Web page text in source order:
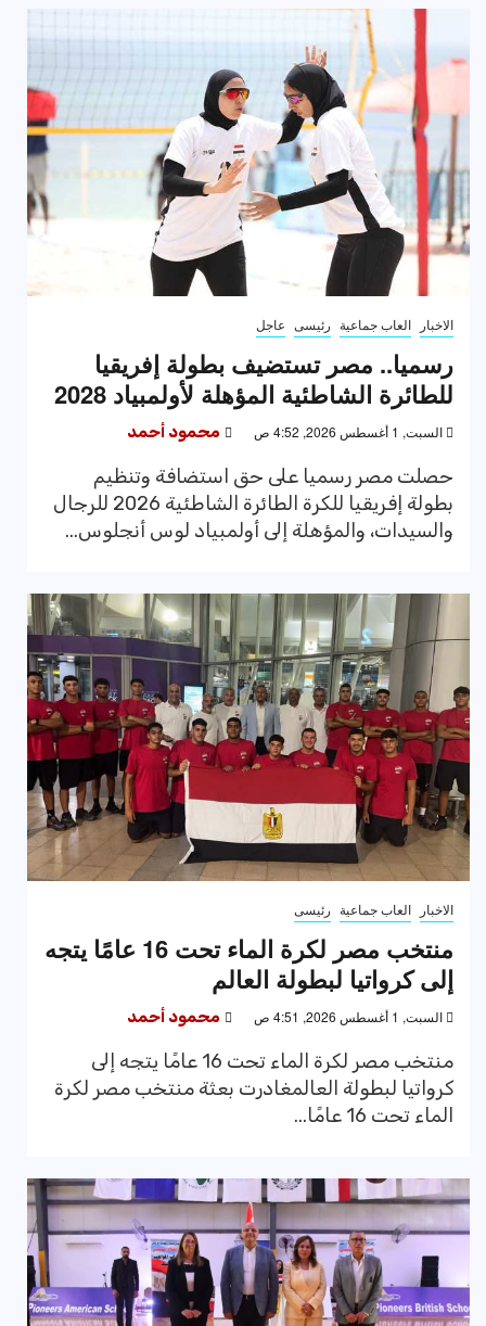
الاخبار العاب جماعية رئيسى عاجل
رسميا.. مصر تستضيف بطولة إفريقيا
للطائرة الشاطئية المؤهلة لأولمبياد 2028
السبت, 1 أغسطس 2026, 4:52 ص محمود أحمد
حصلت مصر رسميا على حق استضافة وتنظيم
بطولة إفريقيا للكرة الطائرة الشاطئية 2026 للرجال
والسيدات، والمؤهلة إلى أولمبياد لوس أنجلوس...
الاخبار العاب جماعية رئيسى
منتخب مصر لكرة الماء تحت 16 عامًا يتجه
إلى كرواتيا لبطولة العالم
السبت, 1 أغسطس 2026, 4:51 ص محمود أحمد
منتخب مصر لكرة الماء تحت 16 عامًا يتجه إلى
كرواتيا لبطولة العالمغادرت بعثة منتخب مصر لكرة
الماء تحت 16 عامًا...